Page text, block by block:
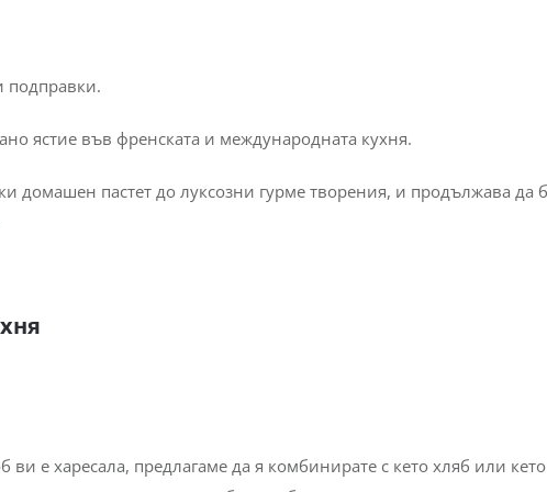
подправки.
ястие във френската и международната кухня.
домашен пастет до луксозни гурме творения, и продължава да
ви е харесала, предлагаме да я комбинирате с кето хляб или кето